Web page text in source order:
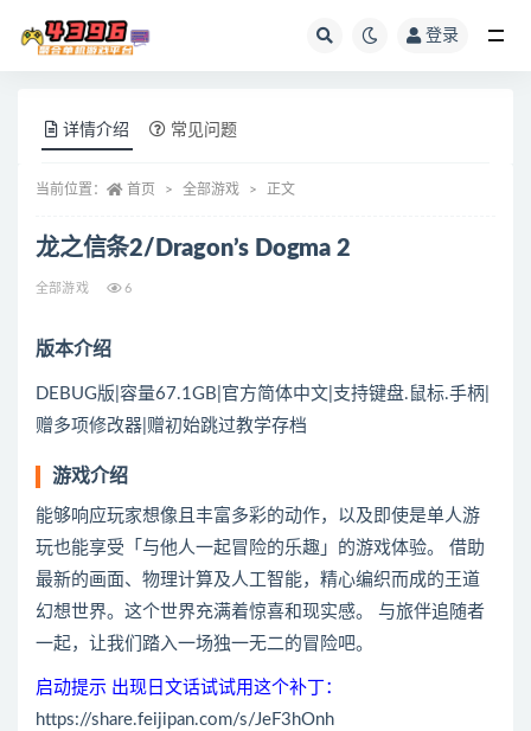
登录
详情介绍 常见问题
当前位置： 首页 全部游戏 正文
龙之信条2/Dragon’s Dogma 2
全部游戏 6
版本介绍
DEBUG版|容量67.1GB|官方简体中文|支持键盘.鼠标.手柄|
赠多项修改器|赠初始跳过教学存档
游戏介绍
能够响应玩家想像且丰富多彩的动作，以及即使是单人游
玩也能享受「与他人一起冒险的乐趣」的游戏体验。 借助
最新的画面、物理计算及人工智能，精心编织而成的王道
幻想世界。这个世界充满着惊喜和现实感。 与旅伴追随者
一起，让我们踏入一场独一无二的冒险吧。
启动提示 出现日文话试试用这个补丁：
https://share.feijipan.com/s/JeF3hOnh